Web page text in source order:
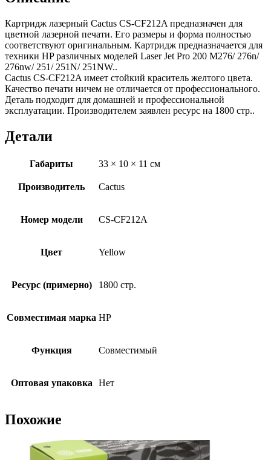
Картридж лазерный Cactus CS-CF212A предназначен для
цветной лазерной печати. Его размеры и форма полностью
соответствуют оригинальным. Картридж предназначается для
техники HP различных моделей Laser Jet Pro 200 M276/ 276n/
276nw/ 251/ 251N/ 251NW..
Cactus CS-CF212A имеет стойкий краситель желтого цвета.
Качество печати ничем не отличается от профессионального.
Деталь подходит для домашней и профессиональной
эксплуатации. Производителем заявлен ресурс на 1800 стр..
Детали
Габариты 33 × 10 × 11 см
Производитель Cactus
Номер модели CS-CF212A
Цвет Yellow
Ресурс (примерно) 1800 стр.
Совместимая марка HP
Функция Совместимый
Оптовая упаковка Нет
Похожие